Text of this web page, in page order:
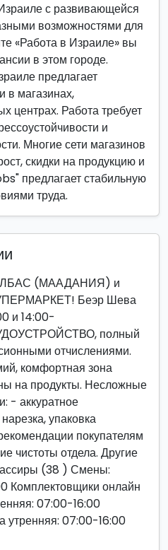
с развивающейся
возможностями для
«Работа в Израиле» вы
в этом городе.
предлагает
в магазинах,
центрах. Работа требует
и
Многие сети магазинов
скидки на продукцию и
предлагает стабильную
труда.
(МААДАНИЯ) и
Беэр Шева
и 14:00-
полный
отчислениями.
комфортная зона
на продукты. Несложные
- аккуратное
упаковка
покупателям
чистоты отдела. Другие
(38 ) Смены:
Комплектовщики онлайн
07:00-16:00
07:00-16:00